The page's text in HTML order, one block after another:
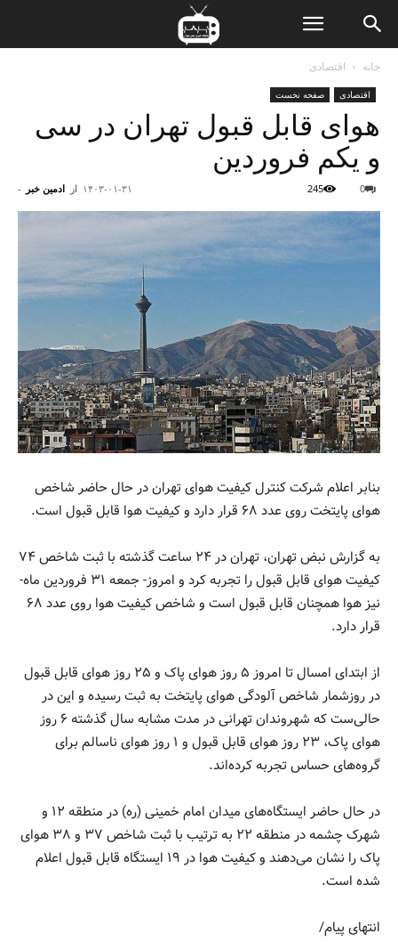
خانه اقتصادی
اقتصادی صفحه نخست
هوای قابل قبول تهران در سی
و یکم فروردین
از ادمین خبر - ۱۴۰۳-۰۱-۳۱ 0
245
بنابر اعلام شرکت کنترل کیفیت هوای تهران در حال حاضر شاخص
هوای پایتخت روی عدد ۶۸ قرار دارد و کیفیت هوا قابل قبول است.
به گزارش نبض تهران، تهران در ۲۴ ساعت گذشته با ثبت شاخص ۷۴
کیفیت هوای قابل قبول را تجربه کرد و امروز- جمعه ۳۱ فروردین ماه-
نیز هوا همچنان قابل قبول است و شاخص کیفیت هوا روی عدد ۶۸
قرار دارد.
از ابتدای امسال تا امروز ۵ روز هوای پاک و ۲۵ روز هوای قابل قبول
در روزشمار شاخص آلودگی هوای پایتخت به ثبت رسیده و این‌ در
حالی‌ست که شهروندان تهرانی در مدت مشابه سال گذشته ۶ روز
هوای پاک، ۲۳ روز هوای قابل قبول و ۱ روز هوای ناسالم برای
گروه‌های حساس تجربه کرده‌اند.
در حال حاضر ایستگاه‌های میدان امام خمینی (ره) در منطقه ۱۲ و
شهرک چشمه در منطقه ۲۲ به ترتیب با ثبت شاخص ۳۷ و ۳۸ هوای
پاک را نشان می‌دهند و کیفیت هوا در ۱۹ ایستگاه قابل قبول اعلام
شده است.
انتهای پیام/